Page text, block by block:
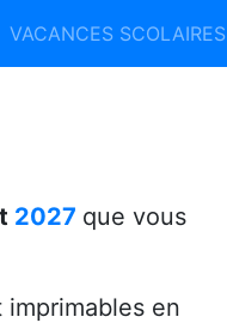
VACANCES SCOLAIRES
2027 que vous
en